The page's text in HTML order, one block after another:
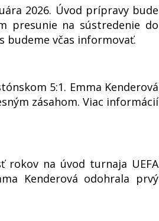
2026. Úvod prípravy bude
presunie na sústredenie do
budeme včas informovať.
5:1. Emma Kenderová
zásahom. Viac informácií
rokov na úvod turnaja UEFA
Kenderová odohrala prvý